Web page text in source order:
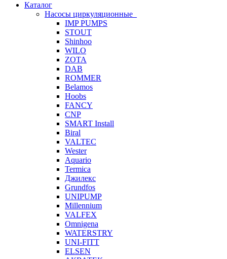
Каталог
Насосы циркуляционные
IMP PUMPS
STOUT
Shinhoo
WILO
ZOTA
DAB
ROMMER
Belamos
Hoobs
FANCY
CNP
SMART Install
Biral
VALTEC
Wester
Aquario
Termica
Джилекс
Grundfos
UNIPUMP
Millennium
VALFEX
Omnigena
WATERSTRY
UNI-FITT
ELSEN